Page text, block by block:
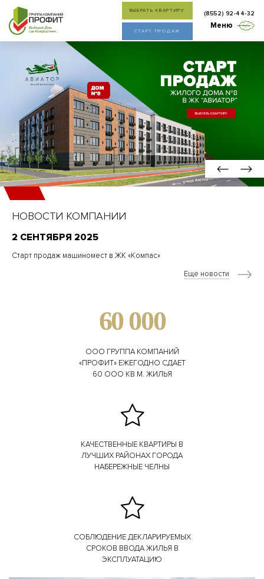
ВЫБРАТЬ КВАРТИРУ
СТАРТ ПРОДАЖ
(8552) 92-44-32
Меню
НОВОСТИ КОМПАНИИ
2 СЕНТЯБРЯ 2025
Старт продаж машиномест в ЖК «Компас»
Еще новости
60 000
ООО ГРУППА КОМПАНИЙ
«ПРОФИТ» ЕЖЕГОДНО СДАЕТ
60 ООО КВ М. ЖИЛЬЯ
КАЧЕСТВЕННЫЕ КВАРТИРЫ В
ЛУЧШИХ РАЙОНАХ ГОРОДА
НАБЕРЕЖНЫЕ ЧЕЛНЫ
СОБЛЮДЕНИЕ ДЕКЛАРИРУЕМЫХ
СРОКОВ ВВОДА ЖИЛЬЯ В
ЭКСПЛУАТАЦИЮ